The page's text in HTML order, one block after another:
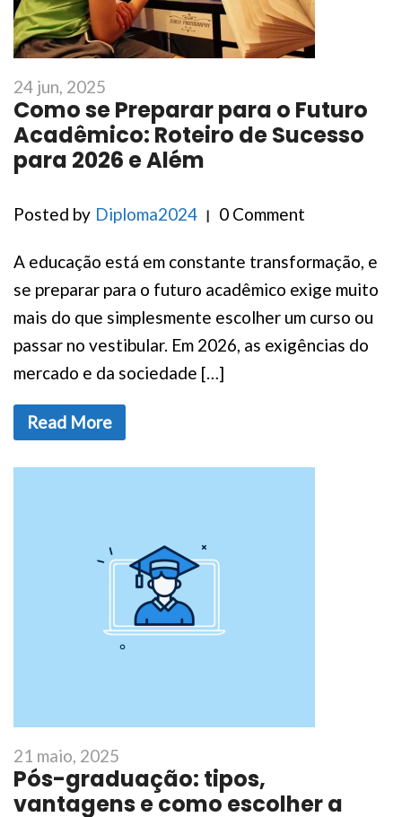
24 jun, 2025
Como se Preparar para o Futuro
Acadêmico: Roteiro de Sucesso
para 2026 e Além
Posted by Diploma2024 0 Comment
A educação está em constante transformação, e
se preparar para o futuro acadêmico exige muito
mais do que simplesmente escolher um curso ou
passar no vestibular. Em 2026, as exigências do
mercado e da sociedade […]
Read More
21 maio, 2025
Pós-graduação: tipos,
vantagens e como escolher a